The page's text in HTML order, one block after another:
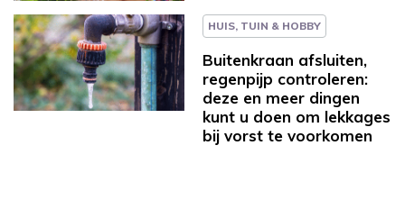
HUIS, TUIN & HOBBY
Buitenkraan afsluiten,
regenpijp controleren:
deze en meer dingen
kunt u doen om lekkages
bij vorst te voorkomen